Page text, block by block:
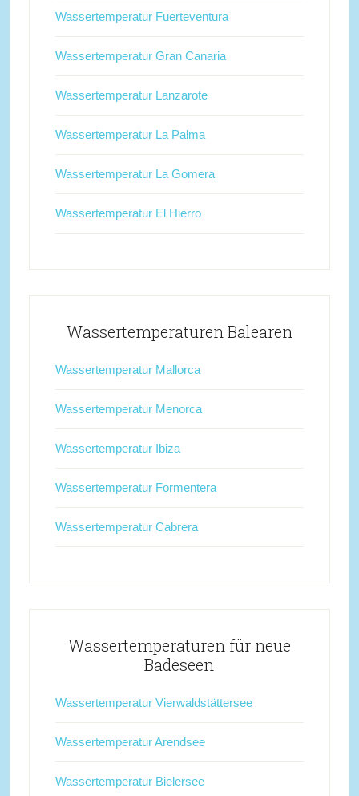
Wassertemperatur Fuerteventura
Wassertemperatur Gran Canaria
Wassertemperatur Lanzarote
Wassertemperatur La Palma
Wassertemperatur La Gomera
Wassertemperatur El Hierro
Wassertemperaturen Balearen
Wassertemperatur Mallorca
Wassertemperatur Menorca
Wassertemperatur Ibiza
Wassertemperatur Formentera
Wassertemperatur Cabrera
Wassertemperaturen für neue
Badeseen
Wassertemperatur Vierwaldstättersee
Wassertemperatur Arendsee
Wassertemperatur Bielersee